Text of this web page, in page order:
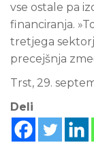
vse ostale pa
financiranja.
tretjega
precejšnja
Trst, 29.
Deli